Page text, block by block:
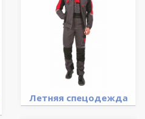
Летняя спецодежда